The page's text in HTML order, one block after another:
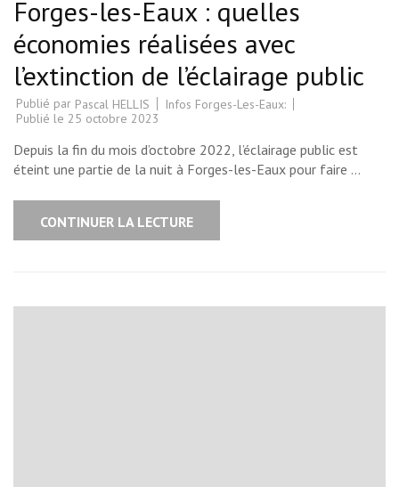
Forges-les-Eaux : quelles
économies réalisées avec
l’extinction de l’éclairage public
Publié par Pascal HELLIS
Infos Forges-Les-Eaux:
Publié le 25 octobre 2023
Depuis la fin du mois d’octobre 2022, l’éclairage public est
éteint une partie de la nuit à Forges-les-Eaux pour faire …
CONTINUER LA LECTURE